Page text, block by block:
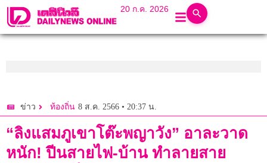
20 ก.ค. 2026
ข่าว ท้องถิ่น 8 ส.ค. 2566 • 20:37 น.
“ลิงแสมภูเขาโต๊ะพญาวัง” อาละวาด
หนัก! ปีนสายไฟ-บ้าน ทำลายสาย